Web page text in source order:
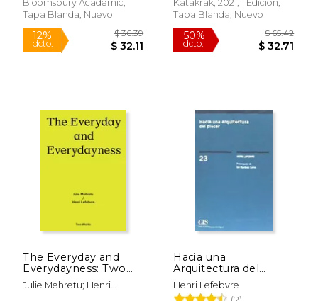
Bloomsbury Academic,
Tapa Blanda, Nuevo
Katakrak, 2021, 1 Edición,
Tapa Blanda, Nuevo
The Everyday and
Everydayness: Two
Works Series Vol. 3
(en Inglés)
Julie Mehretu; Henri
Hacia una
Arquitectura del
Placer
Henri Lefebvre